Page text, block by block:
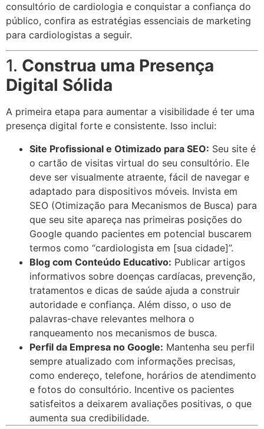
consultório de cardiologia e conquistar a confiança do
público, confira as estratégias essenciais de marketing
para cardiologistas a seguir.
1. Construa uma Presença
Digital Sólida
A primeira etapa para aumentar a visibilidade é ter uma
presença digital forte e consistente. Isso inclui:
Site Profissional e Otimizado para SEO: Seu site é
o cartão de visitas virtual do seu consultório. Ele
deve ser visualmente atraente, fácil de navegar e
adaptado para dispositivos móveis. Invista em
SEO (Otimização para Mecanismos de Busca) para
que seu site apareça nas primeiras posições do
Google quando pacientes em potencial buscarem
termos como “cardiologista em [sua cidade]”.
Blog com Conteúdo Educativo: Publicar artigos
informativos sobre doenças cardíacas, prevenção,
tratamentos e dicas de saúde ajuda a construir
autoridade e confiança. Além disso, o uso de
palavras-chave relevantes melhora o
ranqueamento nos mecanismos de busca.
Perfil da Empresa no Google: Mantenha seu perfil
sempre atualizado com informações precisas,
como endereço, telefone, horários de atendimento
e fotos do consultório. Incentive os pacientes
satisfeitos a deixarem avaliações positivas, o que
aumenta sua credibilidade.